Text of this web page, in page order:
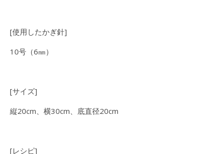
[使用したかぎ針]
10号（6㎜）
[サイズ]
縦20cm、横30cm、底直径20cm
[レシピ]